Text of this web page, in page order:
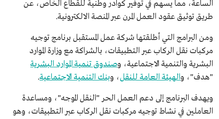
الساعة، مما يسهم في توفير كوادر وطنية للقطاع الخاص، عن
طريق توثيق عقود العمل المرن عبر المنصة الالكترونية.
ومن البرامج التي أطلقتها شركة عمل المستقبل برنامج توجيه
مركبات نقل الركاب عبر التطبيقات، بالشراكة مع وزارة الموارد
البشرية والتنمية الاجتماعية، وصندوق تنمية الموارد البشرية
"هدف"، والهيئة العامة للنقل، وبنك التنمية الاجتماعية.
ويهدف البرنامج إلى دعم العمل الحر "النقل الموجه"، ومساعدة
العاملين في نشاط توجيه مركبات نقل الركاب عبر التطبيقات، وهو